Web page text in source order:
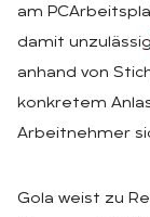
am
damit unzulässig
anhand von
konkretem
Arbeitnehmer
Gola weist zu